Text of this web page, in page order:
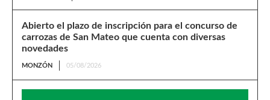
Abierto el plazo de inscripción para el concurso de
carrozas de San Mateo que cuenta con diversas
novedades
MONZÓN 05/08/2026